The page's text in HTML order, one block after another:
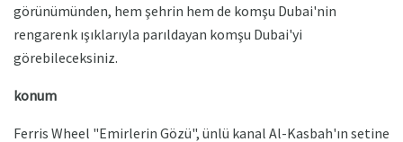
görünümünden, hem şehrin hem de komşu Dubai'nin
rengarenk ışıklarıyla parıldayan komşu Dubai'yi
görebileceksiniz.
konum
Ferris Wheel "Emirlerin Gözü", ünlü kanal Al-Kasbah'ın setine